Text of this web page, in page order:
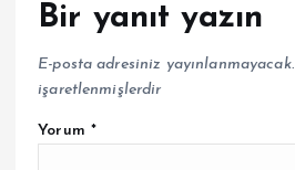
Bir yanıt yazın
E-posta adresiniz yayınlanmayacak.
işaretlenmişlerdir
Yorum *